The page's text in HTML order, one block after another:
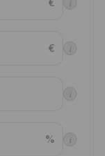
€ i
€ i
i
% i